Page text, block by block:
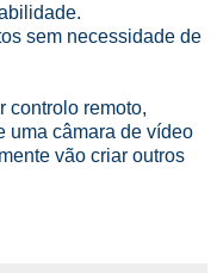
sem necessidade de
controlo remoto,
uma câmara de vídeo
vão criar outros